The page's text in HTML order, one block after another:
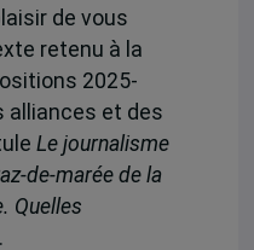
de vous
retenu à la
2025-
alliances et des
Le journalisme
de-marée de la
Quelles